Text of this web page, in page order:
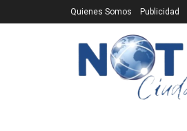
Quienes Somos Publicidad